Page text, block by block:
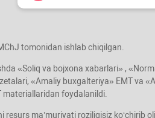
tomonidan ishlab chiqilgan.
«Soliq va bojхona хabarlari» ,
«Amaliy buхgalteriya» EMT va
materiallaridan foydalanildi.
resurs ma’muriyati roziligisiz koʻchirib